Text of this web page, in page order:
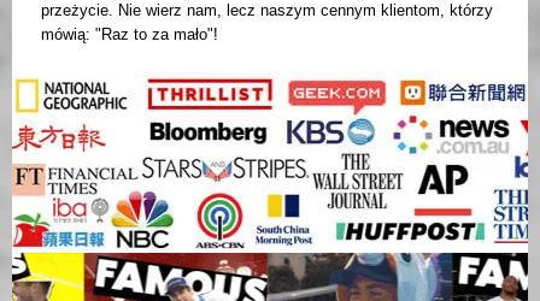
przeżycie. Nie wierz nam, lecz naszym cennym klientom, którzy
mówią: "Raz to za mało"!